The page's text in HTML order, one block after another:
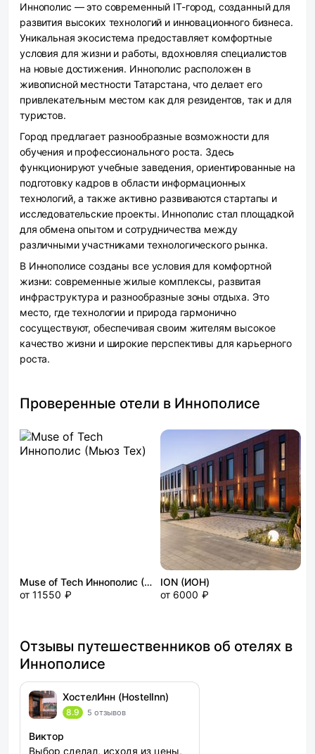
Иннополис — это современный IT-город, созданный для
развития высоких технологий и инновационного бизнеса.
Уникальная экосистема предоставляет комфортные
условия для жизни и работы, вдохновляя специалистов
на новые достижения. Иннополис расположен в
живописной местности Татарстана, что делает его
привлекательным местом как для резидентов, так и для
туристов.
Город предлагает разнообразные возможности для
обучения и профессионального роста. Здесь
функционируют учебные заведения, ориентированные на
подготовку кадров в области информационных
технологий, а также активно развиваются стартапы и
исследовательские проекты. Иннополис стал площадкой
для обмена опытом и сотрудничества между
различными участниками технологического рынка.
В Иннополисе созданы все условия для комфортной
жизни: современные жилые комплексы, развитая
инфраструктура и разнообразные зоны отдыха. Это
место, где технологии и природа гармонично
сосуществуют, обеспечивая своим жителям высокое
качество жизни и широкие перспективы для карьерного
роста.
Проверенные отели в Иннополисе
Muse of Tech Иннополис (Мьюз Тех)
от 11550 ₽
ION (ИОН)
от 6000 ₽
Отзывы путешественников об отелях в
Иннополисе
ХостелИнн (HostelInn)
8.9 5 отзывов
Виктор
Выбор сделал, исходя из цены,